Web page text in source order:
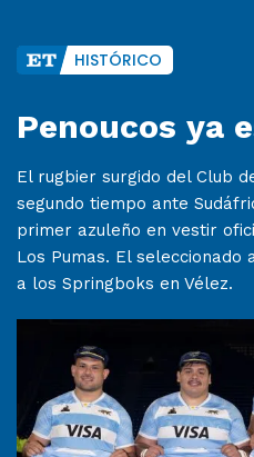
HISTÓRICO
Penoucos ya
El rugbier surgido del Club
segundo tiempo ante
primer azuleño en vestir
Los Pumas. El seleccionado
a los Springboks en Vélez.